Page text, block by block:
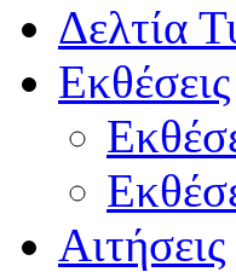
Δελτία
Εκθέσεις
Αιτήσεις